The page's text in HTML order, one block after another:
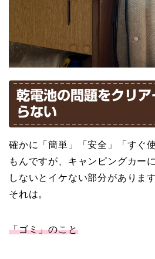
乾電池の問題をクリ
らない
確かに「簡単」「安全」「すぐ
もんですが、キャンピングカー
しないとイケない部分があります
それは。
「ゴミ」のこと